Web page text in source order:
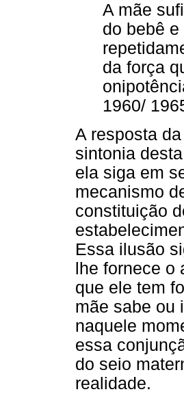
A mãe
do bebê
da força
1960/
A resposta
sintonia
ela siga em
mecanismo
constituição
Essa ilusão
lhe fornece
que ele tem
mãe sabe ou
naquele
essa
do seio
realidade.